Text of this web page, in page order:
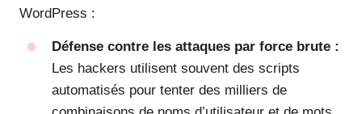
WordPress :
Défense contre les attaques par force brute :
Les hackers utilisent souvent des scripts
automatisés pour tenter des milliers de